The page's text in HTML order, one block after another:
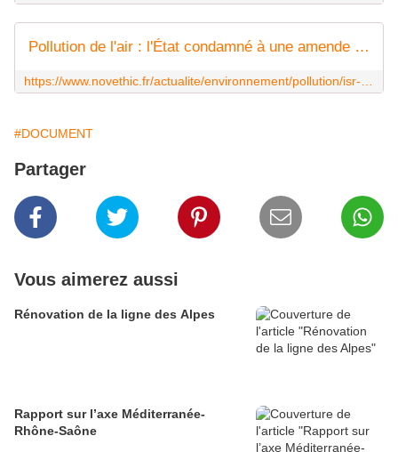
Pollution de l'air : l'État condamné à une amende record de 20 millions d'euros
#DOCUMENT
Partager
Vous aimerez aussi
Rénovation de la ligne des Alpes
Rapport sur l’axe Méditerranée-
Rhône-Saône